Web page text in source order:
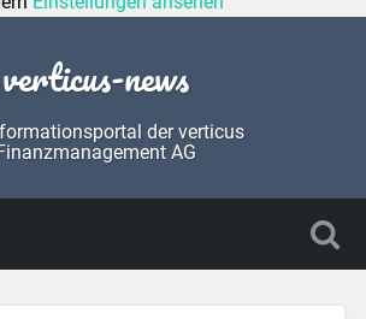
verticus-news
der verticus
AG